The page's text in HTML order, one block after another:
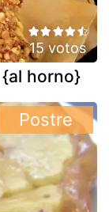
15 votos
horno}
Postre